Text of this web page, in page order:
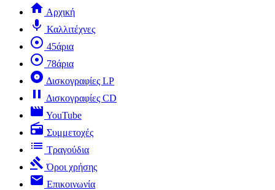
home Αρχική
mic Καλλιτέχνες
adjust 45άρια
adjust 78άρια
album Δισκογραφίες LP
pause Δισκογραφίες CD
movie YouTube
radio Συμμετοχές
list Τραγούδια
gavel Όροι χρήσης
mail Επικοινωνία